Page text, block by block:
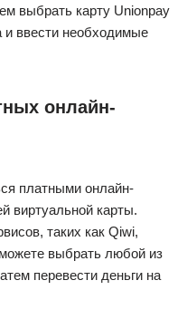
выбрать карту Unionpay
и ввести необходимые
онлайн-
платными онлайн-
виртуальной карты.
таких как Qiwi,
выбрать любой из
перевести деньги на